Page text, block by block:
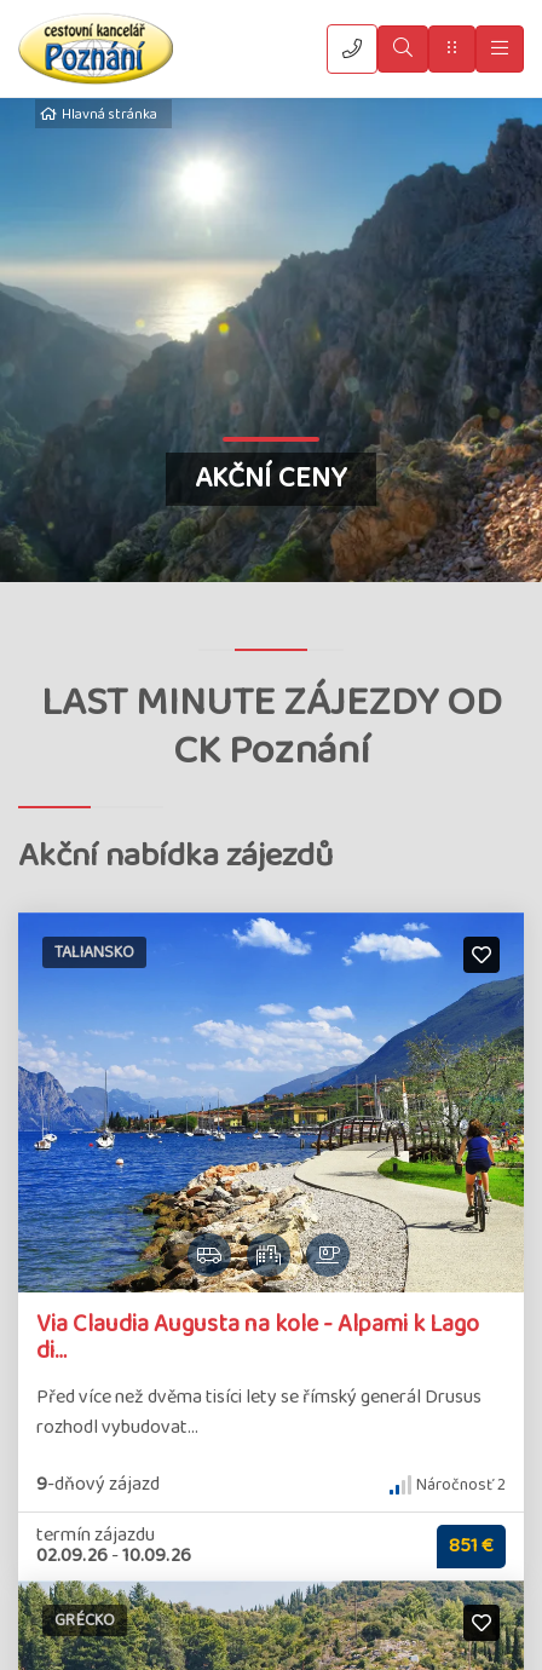
VyhledatMenu
Hlavná stránka
AKČNÍ CENY
LAST MINUTE ZÁJEZDY OD
CK Poznání
Akční nabídka zájezdů
TALIANSKO
Via Claudia Augusta na kole - Alpami k Lago
di…
Před více než dvěma tisíci lety se římský generál Drusus
rozhodl vybudovat…
9-dňovýzájazd Náročnosť 2
termín zájazdu
02.09.26-10.09.26 851 €
GRÉCKO